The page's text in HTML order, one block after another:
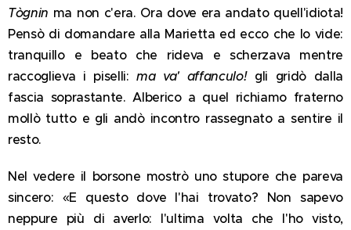
Tògnin ma non c'era. Ora dove era andato quell'idiota!
Pensò di domandare alla Marietta ed ecco che lo vide:
tranquillo e beato che rideva e scherzava mentre
raccoglieva i piselli:ma va' affanculo! gli gridò dalla
fascia soprastante. Alberico a quel richiamo fraterno
mollò tutto e gli andò incontro rassegnato a sentire il
resto.
Nel vedere il borsone mostrò uno stupore che pareva
sincero: «E questo dove l'hai trovato? Non sapevo
neppure più di averlo: l'ultima volta che l'ho visto,